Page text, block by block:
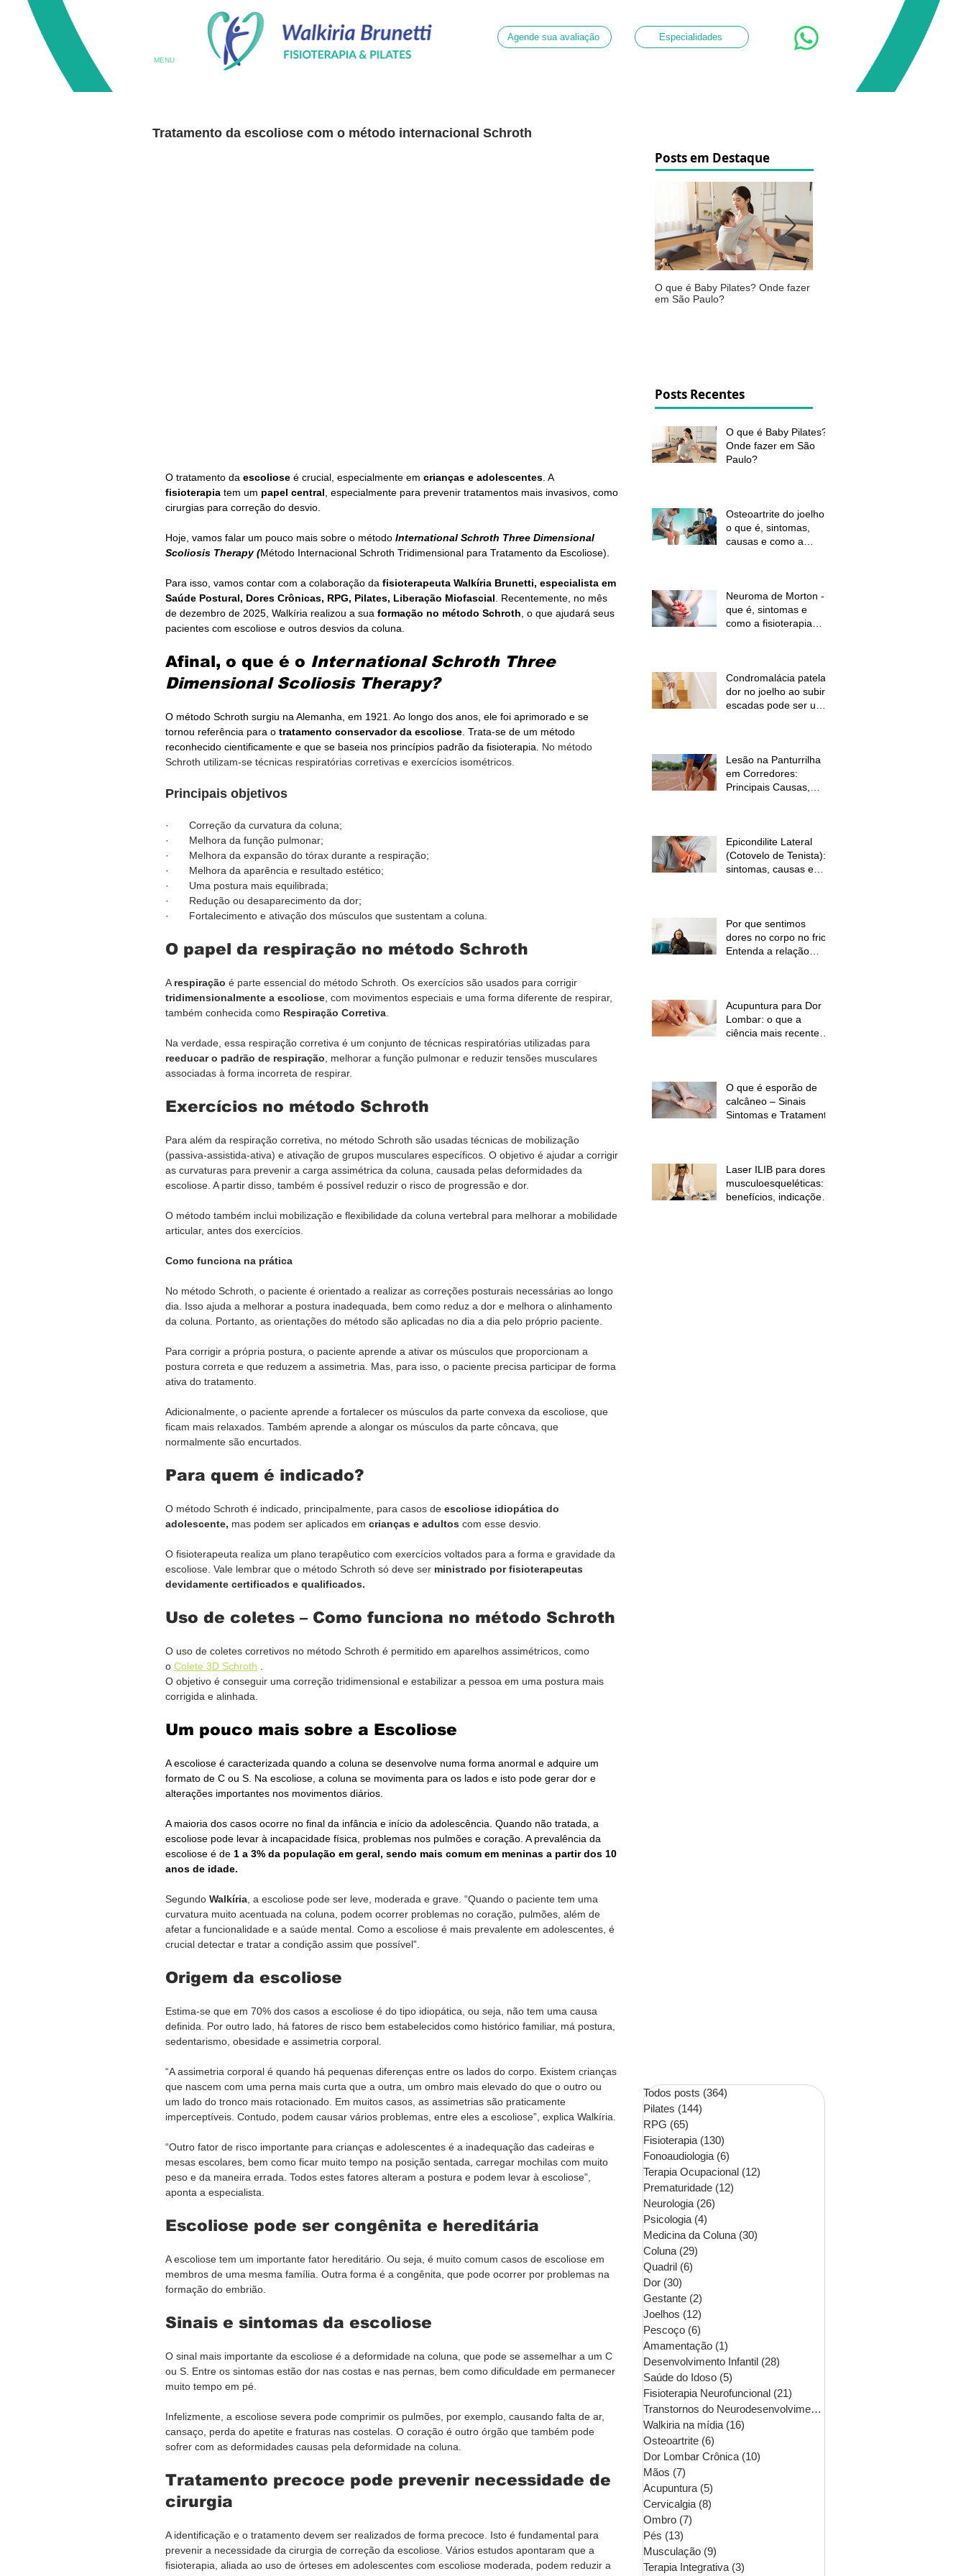
MENU
Agende sua avaliação Especialidades
Tratamento da escoliose com o método internacional Schroth
O tratamento da escoliose é crucial, especialmente em crianças e adolescentes . A
fisioterapia tem um papel central , especialmente para prevenir tratamentos mais invasivos, como
cirurgias para correção do desvio.
Hoje, vamos falar um pouco mais sobre o método International Schroth Three Dimensional
Scoliosis Therapy (Método Internacional Schroth Tridimensional para Tratamento da Escoliose).
Para isso, vamos contar com a colaboração da fisioterapeuta Walkíria Brunetti, especialista em
Saúde Postural, Dores Crônicas, RPG, Pilates, Liberação Miofascial . Recentemente, no mês
de dezembro de 2025, Walkíria realizou a sua formação no método Schroth , o que ajudará seus
pacientes com escoliose e outros desvios da coluna.
Afinal, o que é o International Schroth Three
Dimensional Scoliosis Therapy?
O método Schroth surgiu na Alemanha, em 1921. Ao longo dos anos, ele foi aprimorado e se
tornou referência para o tratamento conservador da escoliose . Trata-se de um método
reconhecido cientificamente e que se baseia nos princípios padrão da fisioterapia. No método
Schroth utilizam-se técnicas respiratórias corretivas e exercícios isométricos.
Principais objetivos
·       Correção da curvatura da coluna;
·       Melhora da função pulmonar;
·       Melhora da expansão do tórax durante a respiração;
·       Melhora da aparência e resultado estético;
·       Uma postura mais equilibrada;
·       Redução ou desaparecimento da dor;
·       Fortalecimento e ativação dos músculos que sustentam a coluna.
O papel da respiração no método Schroth
A respiração é parte essencial do método Schroth. Os exercícios são usados para corrigir
tridimensionalmente a escoliose , com movimentos especiais e uma forma diferente de respirar,
também conhecida como Respiração Corretiva
Na verdade, essa respiração corretiva é um conjunto de técnicas respiratórias utilizadas para
reeducar o padrão de respiração , melhorar a função pulmonar e reduzir tensões musculares
associadas à forma incorreta de respirar.
Exercícios no método Schroth
Para além da respiração corretiva, no método Schroth são usadas técnicas de mobilização
(passiva-assistida-ativa) e ativação de grupos musculares específicos. O objetivo é ajudar a corrigir
as curvaturas para prevenir a carga assimétrica da coluna, causada pelas deformidades da
escoliose. A partir disso, também é possível reduzir o risco de progressão e dor.
O método também inclui mobilização e flexibilidade da coluna vertebral para melhorar a mobilidade
articular, antes dos exercícios.
Como funciona na prática
No método Schroth, o paciente é orientado a realizar as correções posturais necessárias ao longo
dia. Isso ajuda a melhorar a postura inadequada, bem como reduz a dor e melhora o alinhamento
da coluna. Portanto, as orientações do método são aplicadas no dia a dia pelo próprio paciente.
Para corrigir a própria postura, o paciente aprende a ativar os músculos que proporcionam a
postura correta e que reduzem a assimetria. Mas, para isso, o paciente precisa participar de forma
ativa do tratamento.
Adicionalmente, o paciente aprende a fortalecer os músculos da parte convexa da escoliose, que
ficam mais relaxados. Também aprende a alongar os músculos da parte côncava, que
normalmente são encurtados.
Para quem é indicado?
O método Schroth é indicado, principalmente, para casos de escoliose idiopática do
adolescente, mas podem ser aplicados em crianças e adultos com esse desvio.
O fisioterapeuta realiza um plano terapêutico com exercícios voltados para a forma e gravidade da
escoliose. Vale lembrar que o método Schroth só deve ser ministrado por fisioterapeutas
devidamente certificados e qualificados.
Uso de coletes – Como funciona no método Schroth
O uso de coletes corretivos no método Schroth é permitido em aparelhos assimétricos, como
o Colete 3D Schroth
O objetivo é conseguir uma correção tridimensional e estabilizar a pessoa em uma postura mais
corrigida e alinhada.
Um pouco mais sobre a Escoliose
A escoliose é caracterizada quando a coluna se desenvolve numa forma anormal e adquire um
formato de C ou S. Na escoliose, a coluna se movimenta para os lados e isto pode gerar dor e
alterações importantes nos movimentos diários.
A maioria dos casos ocorre no final da infância e início da adolescência. Quando não tratada, a
escoliose pode levar à incapacidade física, problemas nos pulmões e coração. A prevalência da
escoliose é de 1 a 3% da população em geral, sendo mais comum em meninas a partir dos 10
anos de idade.
Segundo Walkíria , a escoliose pode ser leve, moderada e grave. “Quando o paciente tem uma
curvatura muito acentuada na coluna, podem ocorrer problemas no coração, pulmões, além de
afetar a funcionalidade e a saúde mental. Como a escoliose é mais prevalente em adolescentes, é
crucial detectar e tratar a condição assim que possível”.
Origem da escoliose
Estima-se que em 70% dos casos a escoliose é do tipo idiopática, ou seja, não tem uma causa
definida. Por outro lado, há fatores de risco bem estabelecidos como histórico familiar, má postura,
sedentarismo, obesidade e assimetria corporal.
“A assimetria corporal é quando há pequenas diferenças entre os lados do corpo. Existem crianças
que nascem com uma perna mais curta que a outra, um ombro mais elevado do que o outro ou
um lado do tronco mais rotacionado. Em muitos casos, as assimetrias são praticamente
imperceptíveis. Contudo, podem causar vários problemas, entre eles a escoliose”, explica Walkíria.
“Outro fator de risco importante para crianças e adolescentes é a inadequação das cadeiras e
mesas escolares, bem como ficar muito tempo na posição sentada, carregar mochilas com muito
peso e da maneira errada. Todos estes fatores alteram a postura e podem levar à escoliose”,
aponta a especialista.
Escoliose pode ser congênita e hereditária
A escoliose tem um importante fator hereditário. Ou seja, é muito comum casos de escoliose em
membros de uma mesma família. Outra forma é a congênita, que pode ocorrer por problemas na
formação do embrião.
Sinais e sintomas da escoliose
O sinal mais importante da escoliose é a deformidade na coluna, que pode se assemelhar a um C
ou S. Entre os sintomas estão dor nas costas e nas pernas, bem como dificuldade em permanecer
muito tempo em pé.
Infelizmente, a escoliose severa pode comprimir os pulmões, por exemplo, causando falta de ar,
cansaço, perda do apetite e fraturas nas costelas. O coração é outro órgão que também pode
sofrer com as deformidades causas pela deformidade na coluna.
Tratamento precoce pode prevenir necessidade de
cirurgia
A identificação e o tratamento devem ser realizados de forma precoce. Isto é fundamental para
prevenir a necessidade da cirurgia de correção da escoliose. Vários estudos apontaram que a
fisioterapia, aliada ao uso de órteses em adolescentes com escoliose moderada, podem reduzir a
Posts em Destaque
O que é Baby Pilates? Onde fazer
em São Paulo?
Posts Recentes
O que é Baby Pilates?
Onde fazer em São
Paulo?
Osteoartrite do joelho:
o que é, sintomas,
causas e como a
Neuroma de Morton - o
que é, sintomas e
como a fisioterapia
Condromalácia patelar:
dor no joelho ao subir
escadas pode ser um
Lesão na Panturrilha
em Corredores:
Principais Causas,
Epicondilite Lateral
(Cotovelo de Tenista):
sintomas, causas e
Por que sentimos
dores no corpo no frio?
Entenda a relação
Acupuntura para Dor
Lombar: o que a
ciência mais recente
O que é esporão de
calcâneo – Sinais
Sintomas e Tratamento
Laser ILIB para dores
musculoesqueléticas:
benefícios, indicações
Todos posts (364)
Pilates (144)
RPG (65)
Fisioterapia (130)
Fonoaudiologia (6)
Terapia Ocupacional (12)
Prematuridade (12)
Neurologia (26)
Psicologia (4)
Medicina da Coluna (30)
Coluna (29)
Quadril (6)
Dor (30)
Gestante (2)
Joelhos (12)
Pescoço (6)
Amamentação (1)
Desenvolvimento Infantil (28)
Saúde do Idoso (5)
Fisioterapia Neurofuncional (21)
Transtornos do Neurodesenvolvimento
Walkiria na mídia (16)
Osteoartrite (6)
Dor Lombar Crônica (10)
Mãos (7)
Acupuntura (5)
Cervicalgia (8)
Ombro (7)
Pés (13)
Musculação (9)
Terapia Integrativa (3)